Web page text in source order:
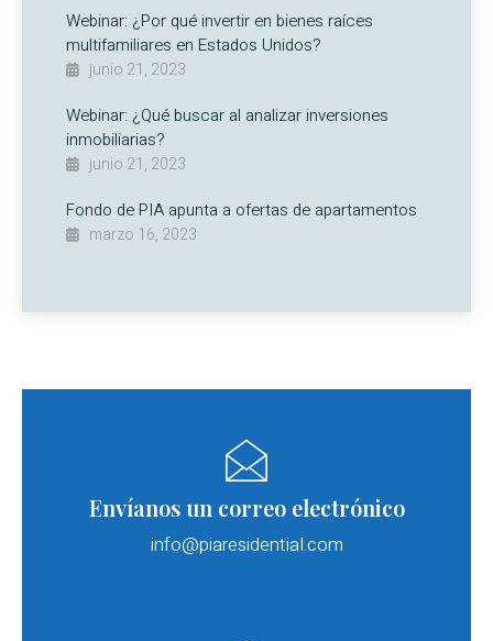
Webinar: ¿Por qué invertir en bienes raíces
multifamiliares en Estados Unidos?
junio 21, 2023
Webinar: ¿Qué buscar al analizar inversiones
inmobiliarias?
junio 21, 2023
Fondo de PIA apunta a ofertas de apartamentos
marzo 16, 2023
Envíanos un correo electrónico
info@piaresidential.com​